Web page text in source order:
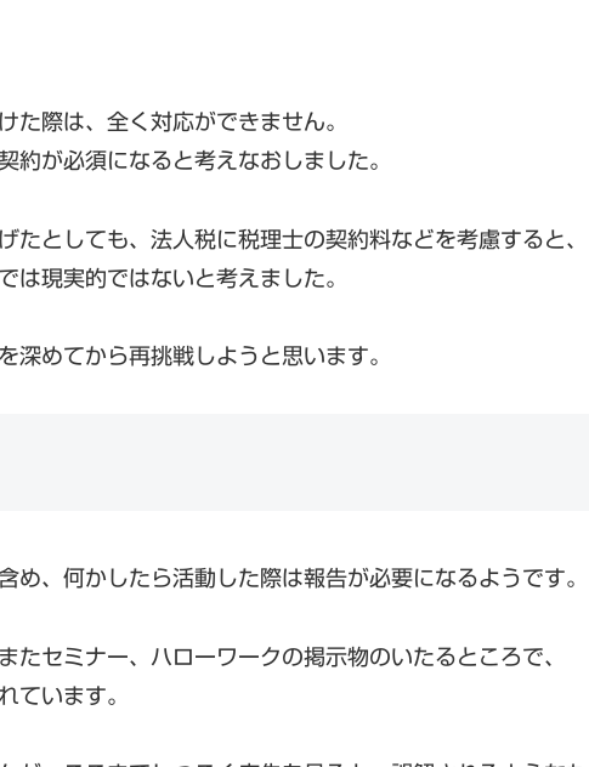
た際は、全く対応ができません。
約が必須になると考えなおしました。
たとしても、法人税に税理士の契約料などを考慮すると、
は現実的ではないと考えました。
深めてから再挑戦しようと思います。
め、何かしたら活動した際は報告が必要になるようです。
たセミナー、ハローワークの掲示物のいたるところで、
ています。